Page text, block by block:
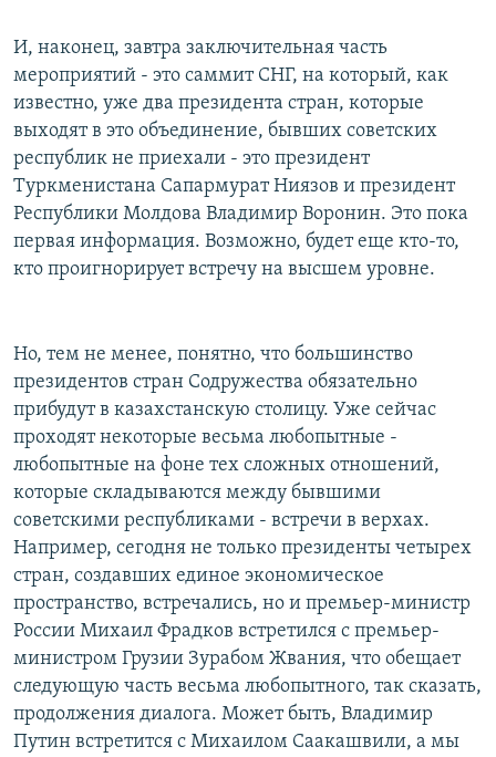
Все сайты РСЕ/РС
И, наконец, завтра заключительная часть
мероприятий - это саммит СНГ, на который, как
известно, уже два президента стран, которые
выходят в это объединение, бывших советских
республик не приехали - это президент
Туркменистана Сапармурат Ниязов и президент
Республики Молдова Владимир Воронин. Это пока
первая информация. Возможно, будет еще кто-то,
кто проигнорирует встречу на высшем уровне.
Но, тем не менее, понятно, что большинство
президентов стран Содружества обязательно
прибудут в казахстанскую столицу. Уже сейчас
проходят некоторые весьма любопытные -
любопытные на фоне тех сложных отношений,
которые складываются между бывшими
советскими республиками - встречи в верхах.
Например, сегодня не только президенты четырех
стран, создавших единое экономическое
пространство, встречались, но и премьер-министр
России Михаил Фрадков встретился с премьер-
министром Грузии Зурабом Жвания, что обещает
следующую часть весьма любопытного, так сказать,
продолжения диалога. Может быть, Владимир
Путин встретится с Михаилом Саакашвили, а мы